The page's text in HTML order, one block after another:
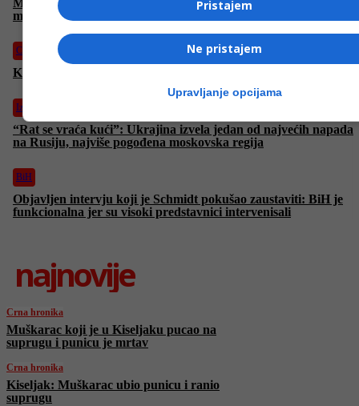
Muškarac koji je u Kiseljaku pucao na suprugu i punicu je
mrtav
Crna hronika
Kiseljak: Muškarac ubio punicu i ranio suprugu
Izdvojeno
“Rat se vraća kući”: Ukrajina izvela jedan od najvećih napada
na Rusiju, najviše pogođena moskovska regija
BiH
Objavljen intervju koji je Schmidt pokušao zaustaviti: BiH je
funkcionalna jer su visoki predstavnici intervenisali
najnovije
Crna hronika
Muškarac koji je u Kiseljaku pucao na
suprugu i punicu je mrtav
Crna hronika
Kiseljak: Muškarac ubio punicu i ranio
suprugu
Pristajem
Ne pristajem
Upravljanje opcijama